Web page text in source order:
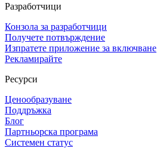
Разработчици
Конзола за разработчици
Получете потвърждение
Изпратете приложение за включване
Рекламирайте
Ресурси
Ценообразуване
Поддръжка
Блог
Партньорска програма
Системен статус